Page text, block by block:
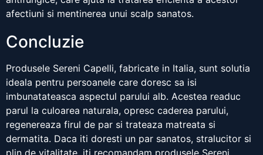
afectiuni si mentinerea unui scalp sanatos.
Concluzie
Produsele Sereni Capelli, fabricate in Italia, sunt solutia
ideala pentru persoanele care doresc sa isi
imbunatateasca aspectul parului alb. Acestea readuc
parul la culoarea naturala, opresc caderea parului,
regenereaza firul de par si trateaza matreata si
dermatita. Daca iti doresti un par sanatos, stralucitor si